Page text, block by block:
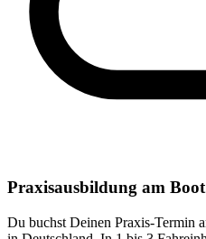
Praxisausbildung am Boot
Du buchst Deinen Praxis-Termin